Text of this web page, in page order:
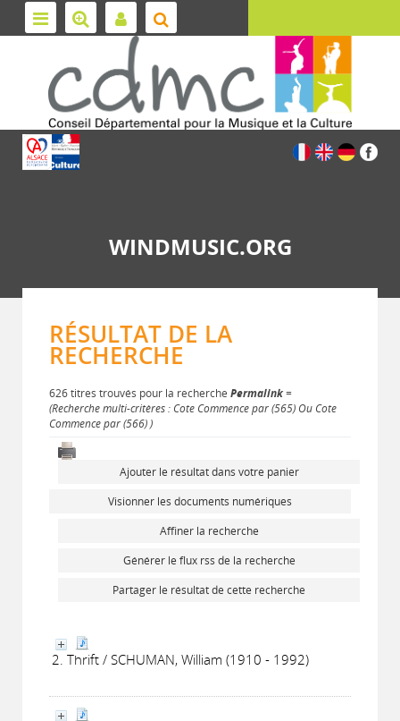
WINDMUSIC.ORG
RÉSULTAT DE LA
RECHERCHE
626 titres trouvés pour la recherche Permalink=
(Recherche multi-critères : Cote Commence par (565) Ou Cote
Commence par (566) )
Ajouter le résultat dans votre panier
Visionner les documents numériques
Affiner la recherche
Générer le flux rss de la recherche
Partager le résultat de cette recherche
2. Thrift / SCHUMAN, William (1910 - 1992)